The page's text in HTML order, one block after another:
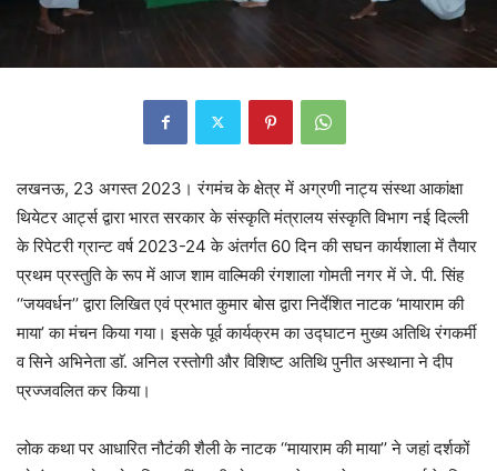
लखनऊ, 23 अगस्त 2023। रंगमंच के क्षेत्र में अग्रणी नाट्य संस्था आकांक्षा
थियेटर आर्ट्स द्वारा भारत सरकार के संस्कृति मंत्रालय संस्कृति विभाग नई दिल्ली
के रिपेटरी ग्रान्ट वर्ष 2023-24 के अंतर्गत 60 दिन की सघन कार्यशाला में तैयार
प्रथम प्रस्तुति के रूप में आज शाम वाल्मिकी रंगशाला गोमती नगर में जे. पी. सिंह
‘‘जयवर्धन’’ द्वारा लिखित एवं प्रभात कुमार बोस द्वारा निर्देशित नाटक ‘मायाराम की
माया’ का मंचन किया गया। इसके पूर्व कार्यक्रम का उद्घाटन मुख्य अतिथि रंगकर्मी
व सिने अभिनेता डाॅ. अनिल रस्तोगी और विशिष्ट अतिथि पुनीत अस्थाना ने दीप
प्रज्जवलित कर किया।
लोक कथा पर आधारित नौटंकी शैली के नाटक ‘‘मायाराम की माया’’ ने जहां दर्शकों